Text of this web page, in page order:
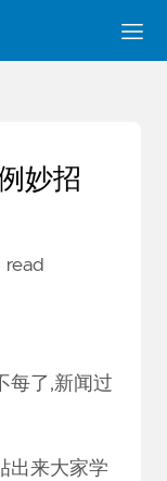
妙招
read
每了,新闻过
出来大家学